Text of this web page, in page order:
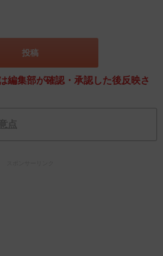
編集部が確認・承認した後反映さ
点